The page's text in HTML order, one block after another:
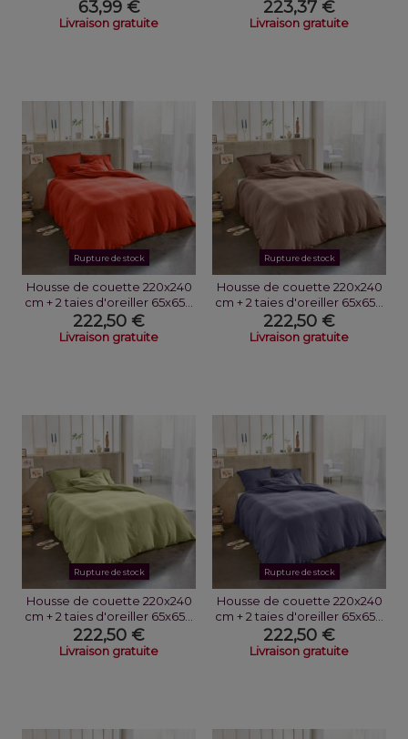
63,99 €
Livraison gratuite
223,37 €
Livraison gratuite
Rupture de stock
Housse de couette 220x240
cm + 2 taies d'oreiller 65x65...
222,50 €
Livraison gratuite
Rupture de stock
Housse de couette 220x240
cm + 2 taies d'oreiller 65x65...
222,50 €
Livraison gratuite
Rupture de stock
Housse de couette 220x240
cm + 2 taies d'oreiller 65x65...
222,50 €
Livraison gratuite
Rupture de stock
Housse de couette 220x240
cm + 2 taies d'oreiller 65x65...
222,50 €
Livraison gratuite